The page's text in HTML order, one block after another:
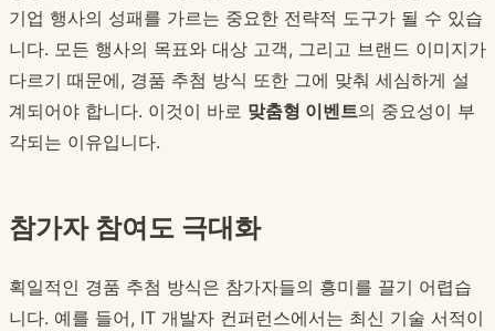
기업 행사의 성패를 가르는 중요한 전략적 도구가 될 수 있습
니다. 모든 행사의 목표와 대상 고객, 그리고 브랜드 이미지가
다르기 때문에, 경품 추첨 방식 또한 그에 맞춰 세심하게 설
계되어야 합니다. 이것이 바로 맞춤형 이벤트의 중요성이 부
각되는 이유입니다.
참가자 참여도 극대화
획일적인 경품 추첨 방식은 참가자들의 흥미를 끌기 어렵습
니다. 예를 들어, IT 개발자 컨퍼런스에서는 최신 기술 서적이